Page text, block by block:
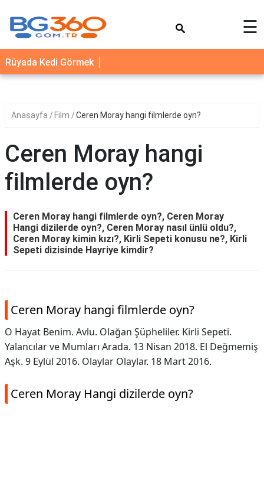
YEMEK
TARİFLERİ
SAĞLIK
İLETİŞİM
☰
Rüyada Kedi Görmek
Anasayfa Film Ceren Moray hangi filmlerde oyn?
Ceren Moray hangi
filmlerde oyn?
Ceren Moray hangi filmlerde oyn?, Ceren Moray
Hangi dizilerde oyn?, Ceren Moray nasıl ünlü oldu?,
Ceren Moray kimin kızı?, Kirli Sepeti konusu ne?, Kirli
Sepeti dizisinde Hayriye kimdir?
Ceren Moray hangi filmlerde oyn?
O Hayat Benim. Avlu. Olağan Şüpheliler. Kirli Sepeti.
Yalancılar ve Mumları Arada. 13 Nisan 2018. El Değmemiş
Aşk. 9 Eylül 2016. Olaylar Olaylar. 18 Mart 2016.
Ceren Moray Hangi dizilerde oyn?